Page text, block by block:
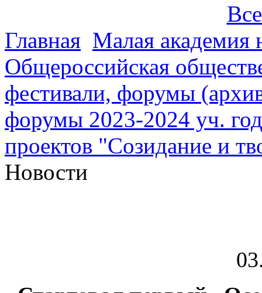
Главная Малая академия
Общероссийская
фестивали, форумы
форумы 2023-2024 уч.
проектов "Созидание и
Новости